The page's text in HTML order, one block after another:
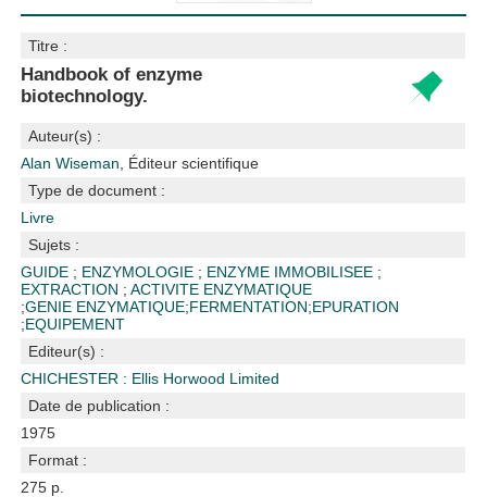
Titre :
Handbook of enzyme
biotechnology.
Auteur(s) :
Alan Wiseman , Éditeur scientifique
Type de document :
Livre
Sujets :
GUIDE ; ENZYMOLOGIE ; ENZYME IMMOBILISEE ;
EXTRACTION ;ACTIVITE ENZYMATIQUE
;GENIE ENZYMATIQUE;FERMENTATION;EPURATION
;EQUIPEMENT
Editeur(s) :
CHICHESTER : Ellis Horwood Limited
Date de publication :
1975
Format :
275 p.